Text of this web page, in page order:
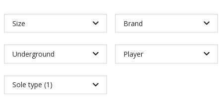
Size Brand
Underground Player
Sole type (1)